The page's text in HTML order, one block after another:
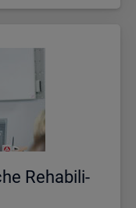
Re­ha­bi­li­